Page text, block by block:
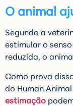
O animal
Segundo a
estimular o
reduzida, o
Como prova
do Human
estimação